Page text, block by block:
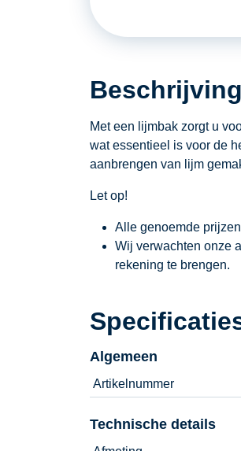
Beschrijving
Met een lijmbak zorgt u
wat essentieel is voor de
aanbrengen van lijm
Let op!
Alle genoemde
Wij verwachten onze
rekening te brengen.
Algemeen
Artikelnummer
Technische details